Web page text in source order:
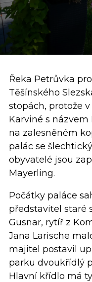
Řeka Petrůvka
Těšínského
stopách, protože
Karviné s názvem
na zalesněném
palác se
obyvatelé jsou
Mayerling.
Počátky paláce
představitel staré
Gusnar, rytíř z
Jana Larische
majitel postavil
parku dvoukřídlý
Hlavní křídlo má